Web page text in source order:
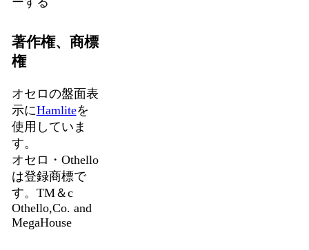
著作権、商標
権
オセロの盤面表
示にHamliteを
使用していま
す。
オセロ・Othello
は登録商標で
す。TM＆c
Othello,Co. and
MegaHouse